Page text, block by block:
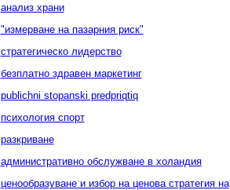
анализ храни
"измерване на пазарния риск"
стратегическо лидерство
безплатно здравен маркетинг
publichni stopanski predpriqtiq
психология спорт
разкриване
административно обслужване в холандия
ценообразуване и избор на ценова стратегия на